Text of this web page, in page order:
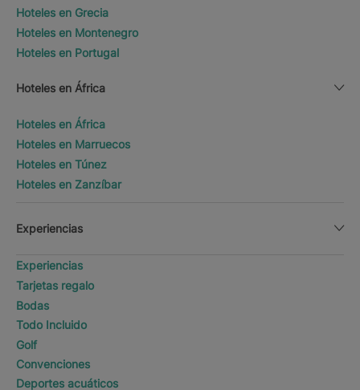
Hoteles en Grecia
Hoteles en Montenegro
Hoteles en Portugal
Hoteles en África
Hoteles en África
Hoteles en Marruecos
Hoteles en Túnez
Hoteles en Zanzíbar
Experiencias
Experiencias
Tarjetas regalo
Bodas
Todo Incluido
Golf
Convenciones
Deportes acuáticos